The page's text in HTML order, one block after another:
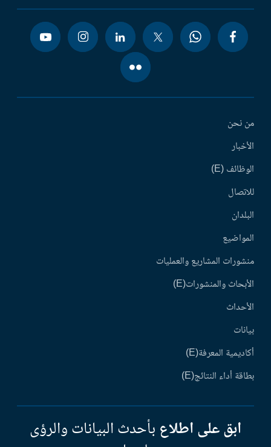
من نحن
الأخبار
الوظائف (E)
للاتصال
البلدان
المواضيع
منشورات المشاريع والعمليات
الأبحاث والمنشورات(E)
الأحداث
بيانات
أكاديمية المعرفة(E)
بطاقة أداء النتائج(E)
ابق على اطلاع بأحدث البيانات والرؤى